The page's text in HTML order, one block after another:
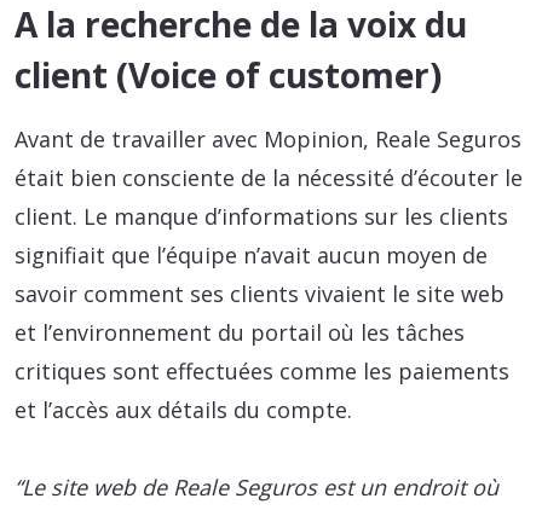
A la recherche de la voix du
client (Voice of customer)
Avant de travailler avec Mopinion, Reale Seguros
était bien consciente de la nécessité d’écouter le
client. Le manque d’informations sur les clients
signifiait que l’équipe n’avait aucun moyen de
savoir comment ses clients vivaient le site web
et l’environnement du portail où les tâches
critiques sont effectuées comme les paiements
et l’accès aux détails du compte.
“Le site web de Reale Seguros est un endroit où